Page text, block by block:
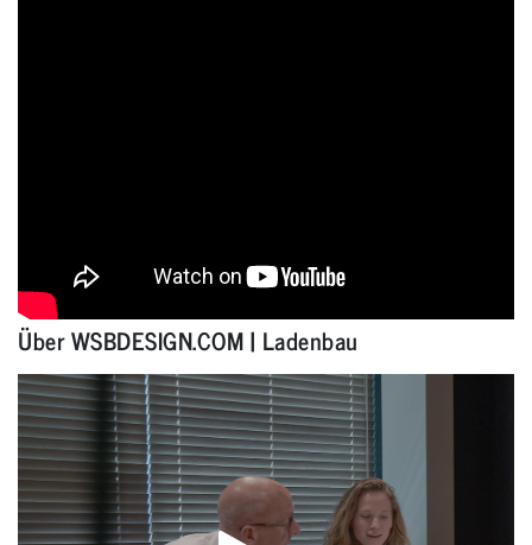
Über WSBDESIGN.COM | Ladenbau